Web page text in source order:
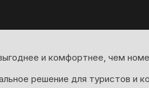
и комфортнее, чем
решение для туристов и